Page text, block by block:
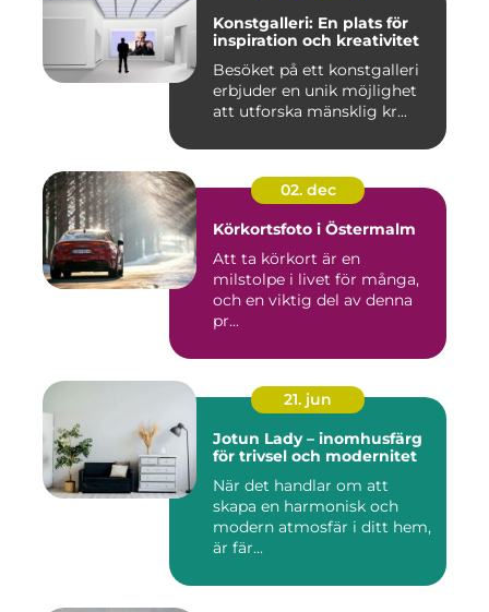
Konstgalleri: En plats för
inspiration och kreativitet
Besöket på ett konstgalleri
erbjuder en unik möjlighet
att utforska mänsklig kr...
02. dec
Körkortsfoto i Östermalm
Att ta körkort är en
milstolpe i livet för många,
och en viktig del av denna
pr...
21. jun
Jotun Lady – inomhusfärg
för trivsel och modernitet
När det handlar om att
skapa en harmonisk och
modern atmosfär i ditt hem,
är fär...